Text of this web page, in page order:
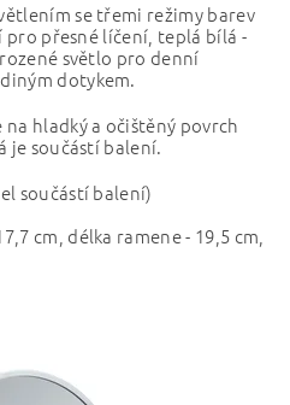
se třemi režimy barev
přesné líčení, teplá bílá -
světlo pro denní
dotykem.
hladký a očištěný povrch
je součástí balení.
součástí balení)
cm, délka ramene - 19,5 cm,